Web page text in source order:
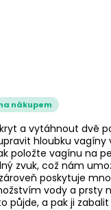
nákupem
a vytáhnout dvě
hloubku vagíny
položte vagínu na
zvuk, což nám
poskytuje
vody a prsty
půjde, a pak ji